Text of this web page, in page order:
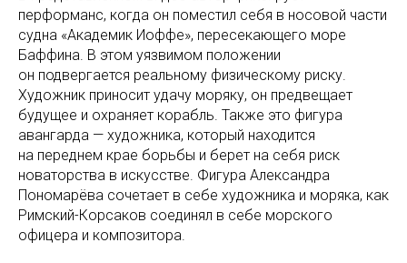
перформанс, когда он поместил себя в носовой части
судна «Академик Иоффе», пересекающего море
Баффина. В этом уязвимом положении
он подвергается реальному физическому риску.
Художник приносит удачу моряку, он предвещает
будущее и охраняет корабль. Также это фигура
авангарда — художника, который находится
на переднем крае борьбы и берет на себя риск
новаторства в искусстве. Фигура Александра
Пономарёва сочетает в себе художника и моряка, как
Римский-Корсаков соединял в себе морского
офицера и композитора.